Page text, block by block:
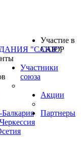
"САЮР"
Участие в
САЮР
Участники
союза
Акции
Партнеры